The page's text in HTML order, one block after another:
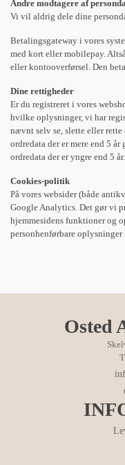
Andre modtagere af
Vi vil aldrig dele dine
Betalingsgateway i vores
med kort eller mobilepay.
eller kontooverførsel. Den
Dine rettigheder
Er du registreret i vores
hvilke oplysninger, vi har
nævnt selv se, slette eller rette
ordredata der er mere end 5
ordredata der er yngre end 5 år.
Cookies-politik
På vores websider (både
Google Analytics. Det gør vi
hjemmesidens funktioner og
personhenførbare oplysninger
Osted